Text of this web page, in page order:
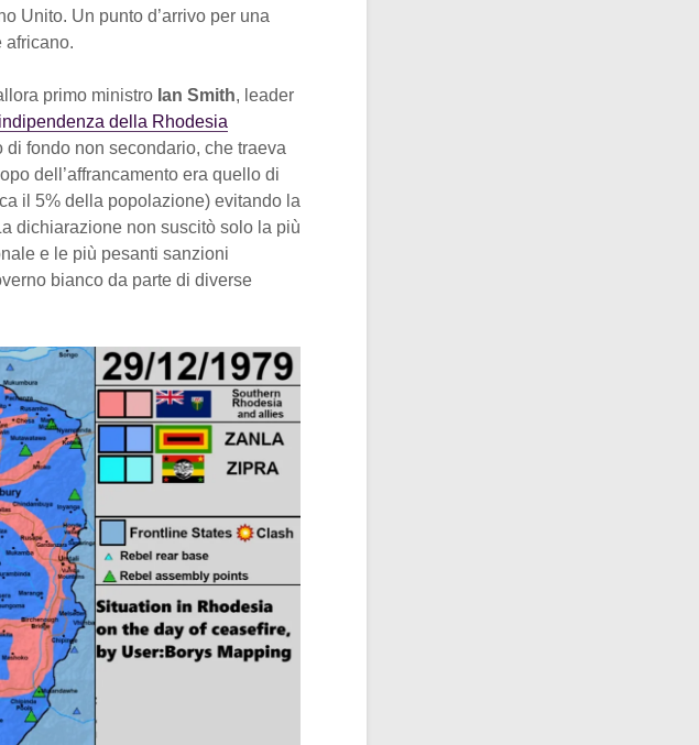
Unito. Un punto d’arrivo per una
africano.
primo ministro Ian Smith, leader
della Rhodesia
di fondo non secondario, che traeva
dell’affrancamento era quello di
il 5% della popolazione) evitando la
dichiarazione non suscitò solo la più
e le più pesanti sanzioni
bianco da parte di diverse